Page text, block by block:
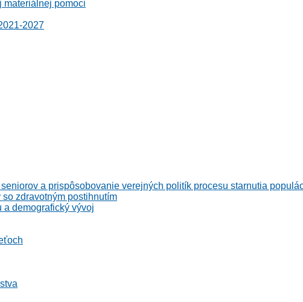
materiálnej pomoci
2027
a prispôsobovanie verejných politík procesu starnutia
zdravotným postihnutím
a demografický vývoj